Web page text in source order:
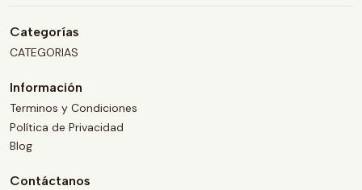
Categorías
CATEGORIAS
Información
Terminos y Condiciones
Política de Privacidad
Blog
Contáctanos